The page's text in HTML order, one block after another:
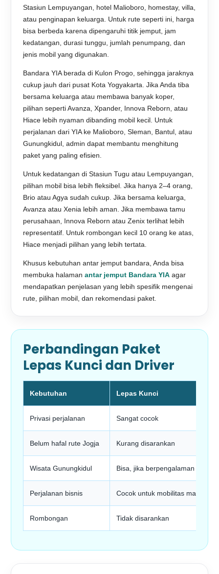
Stasiun Lempuyangan, hotel Malioboro, homestay, villa,
atau penginapan keluarga. Untuk rute seperti ini, harga
bisa berbeda karena dipengaruhi titik jemput, jam
kedatangan, durasi tunggu, jumlah penumpang, dan
jenis mobil yang digunakan.
Bandara YIA berada di Kulon Progo, sehingga jaraknya
cukup jauh dari pusat Kota Yogyakarta. Jika Anda tiba
bersama keluarga atau membawa banyak koper,
pilihan seperti Avanza, Xpander, Innova Reborn, atau
Hiace lebih nyaman dibanding mobil kecil. Untuk
perjalanan dari YIA ke Malioboro, Sleman, Bantul, atau
Gunungkidul, admin dapat membantu menghitung
paket yang paling efisien.
Untuk kedatangan di Stasiun Tugu atau Lempuyangan,
pilihan mobil bisa lebih fleksibel. Jika hanya 2–4 orang,
Brio atau Agya sudah cukup. Jika bersama keluarga,
Avanza atau Xenia lebih aman. Jika membawa tamu
perusahaan, Innova Reborn atau Zenix terlihat lebih
representatif. Untuk rombongan kecil 10 orang ke atas,
Hiace menjadi pilihan yang lebih tertata.
Khusus kebutuhan antar jemput bandara, Anda bisa
membuka halamanantar jemput Bandara YIA agar
mendapatkan penjelasan yang lebih spesifik mengenai
rute, pilihan mobil, dan rekomendasi paket.
Perbandingan Paket
Lepas Kunci dan Driver
Kebutuhan Lepas Kunci
Privasi perjalanan Sangat cocok
Belum hafal rute Jogja Kurang disarankan
Wisata Gunungkidul Bisa, jika berpengalaman
Perjalanan bisnis Cocok untuk mobilitas mandiri
Rombongan Tidak disarankan